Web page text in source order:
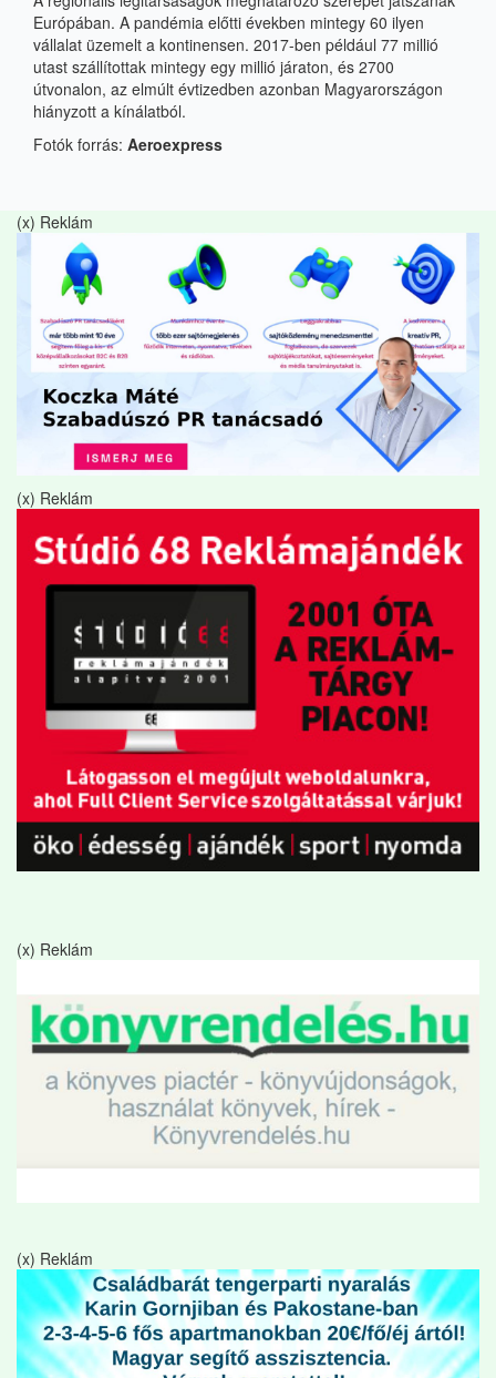
Európában. A pandémia előtti években mintegy 60 ilyen
vállalat üzemelt a kontinensen. 2017-ben például 77 millió
utast szállítottak mintegy egy millió járaton, és 2700
útvonalon, az elmúlt évtizedben azonban Magyarországon
hiányzott a kínálatból.
Fotók forrás: Aeroexpress
(x) Reklám
(x) Reklám
(x) Reklám
(x) Reklám